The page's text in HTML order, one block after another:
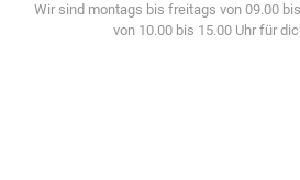
Wir sind montags bis freitags von 09.00
von 10.00 bis 15.00 Uhr für